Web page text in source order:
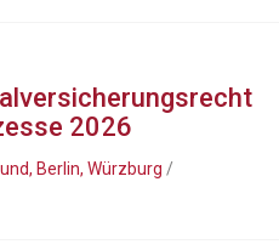
2026
Berlin, Würzburg /